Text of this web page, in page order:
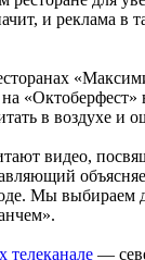
и реклама в
в воздухе и
видео,
Мы выбираем
телеканале —